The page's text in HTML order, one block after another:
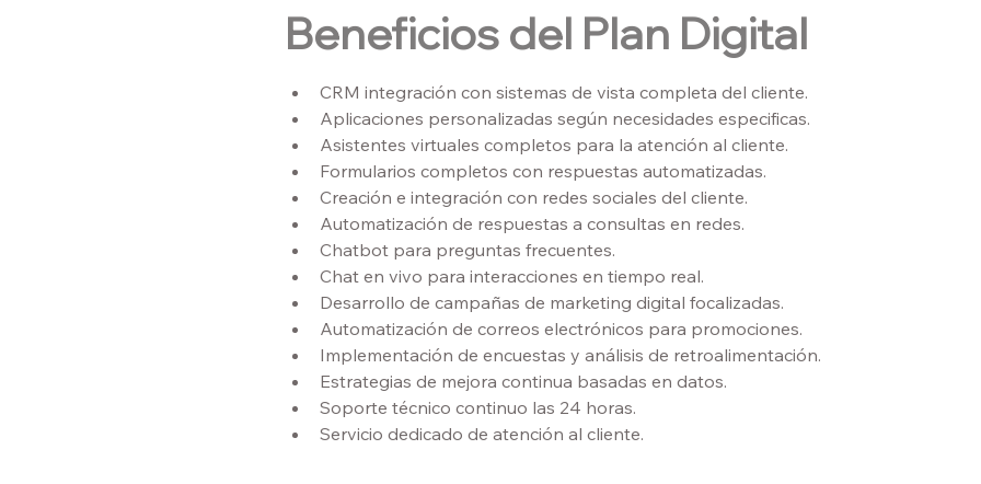
Beneficios del Plan Digital
CRM integración con sistemas de vista completa del cliente.
Aplicaciones personalizadas según necesidades especificas.
Asistentes virtuales completos para la atención al cliente.
Formularios completos con respuestas automatizadas.
Creación e integración con redes sociales del cliente.
Automatización de respuestas a consultas en redes.
Chatbot para preguntas frecuentes.
Chat en vivo para interacciones en tiempo real.
Desarrollo de campañas de marketing digital focalizadas.
Automatización de correos electrónicos para promociones.
Implementación de encuestas y análisis de retroalimentación.
Estrategias de mejora continua basadas en datos.
Soporte técnico continuo las 24 horas.
Servicio dedicado de atención al cliente.